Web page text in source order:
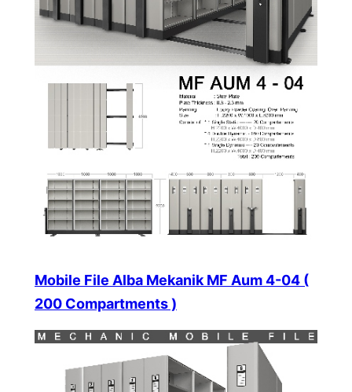
Mobile File Alba Mekanik MF Aum 4-04 (
200 Compartments )